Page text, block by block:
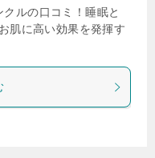
ルの口コミ！睡眠と
肌に高い効果を発揮す